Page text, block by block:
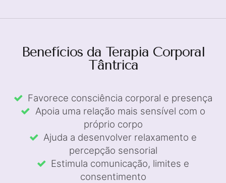
Benefícios da Terapia Corporal
Tântrica
Favorece consciência corporal e presença
Apoia uma relação mais sensível com o
próprio corpo
Ajuda a desenvolver relaxamento e
percepção sensorial
Estimula comunicação, limites e
consentimento